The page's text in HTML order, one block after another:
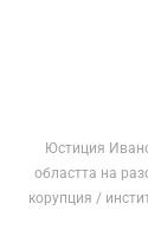
Юстиция
областта на
корупция /